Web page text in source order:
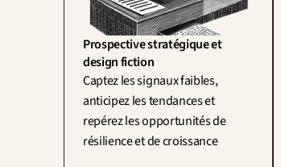
Prospective stratégique et
design fiction
Captez les signaux faibles,
anticipez les tendances et
repérez les opportunités de
résilience et de croissance